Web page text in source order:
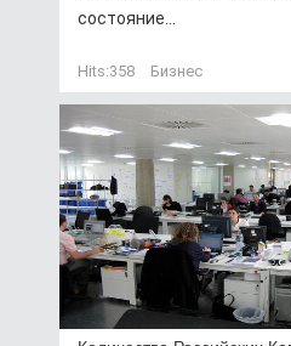
состояние...
Hits:358 Бизнес